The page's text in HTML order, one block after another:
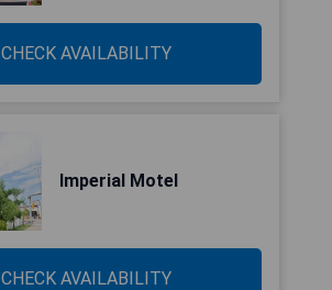
CHECK AVAILABILITY
Imperial Motel
CHECK AVAILABILITY